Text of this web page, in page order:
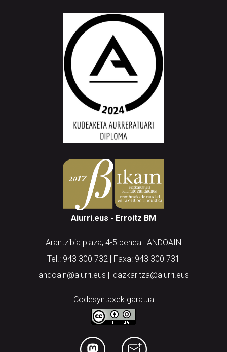
Aiurri.eus - Erroitz BM
Arantzibia plaza, 4-5 behea | ANDOAIN
Tel.: 943 300 732 | Faxa: 943 300 731
andoain@aiurri.eus | idazkaritza@aiurri.eus
Codesyntaxek garatua